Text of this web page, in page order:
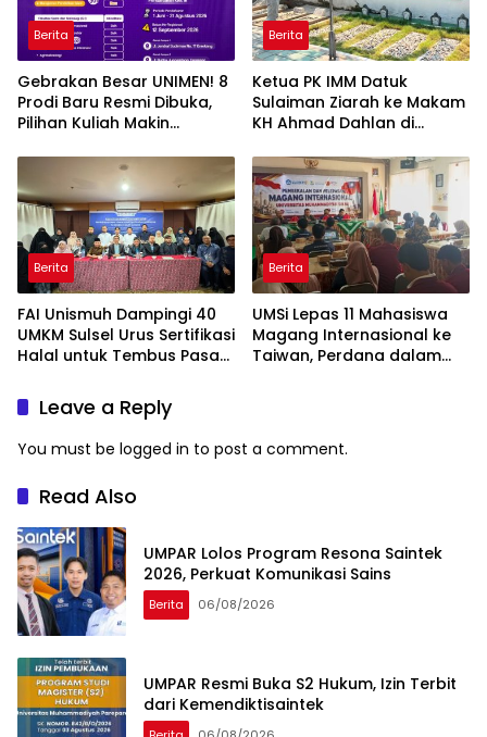
Berita
Gebrakan Besar UNIMEN! 8
Prodi Baru Resmi Dibuka,
Pilihan Kuliah Makin
Berita
Ketua PK IMM Datuk
Sulaiman Ziarah ke Makam
KH Ahmad Dahlan di
Berita
FAI Unismuh Dampingi 40
UMKM Sulsel Urus Sertifikasi
Halal untuk Tembus Pasar
Berita
UMSi Lepas 11 Mahasiswa
Magang Internasional ke
Taiwan, Perdana dalam
Leave a Reply
You must be logged in to post a comment.
Read Also
UMPAR Lolos Program Resona Saintek
2026, Perkuat Komunikasi Sains
Berita 06/08/2026
UMPAR Resmi Buka S2 Hukum, Izin Terbit
dari Kemendiktisaintek